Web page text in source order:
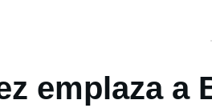
emplaza